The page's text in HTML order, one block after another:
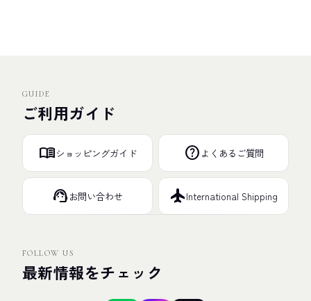
GUIDE
ご利用ガイド
menu_bookショッピングガイド help よくあるご質問
support_agent お問い合わせ flightInternational Shipping
FOLLOW US
最新情報をチェック